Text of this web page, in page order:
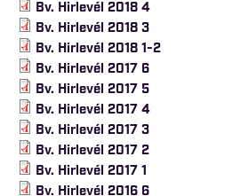
Bv. Hirlevél 2018 4
Bv. Hirlevél 2018 3
Bv. Hirlevél 2018 1-2
Bv. Hirlevél 2017 6
Bv. Hirlevél 2017 5
Bv. Hirlevél 2017 4
Bv. Hirlevél 2017 3
Bv. Hirlevél 2017 2
Bv. Hirlevél 2017 1
Bv. Hirlevél 2016 6